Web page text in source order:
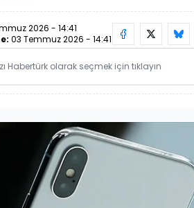
2026 - 14:41
03 Temmuz 2026 - 14:41
Habertürk olarak seçmek için tıklayın